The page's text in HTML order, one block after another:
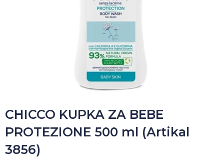
CHICCO KUPKA ZA BEBE
PROTEZIONE 500 ml (Artikal
3856)